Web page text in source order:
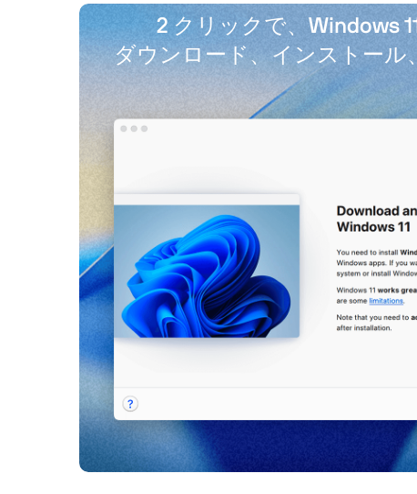
2 クリックで、Windows
ダウンロード、インストール